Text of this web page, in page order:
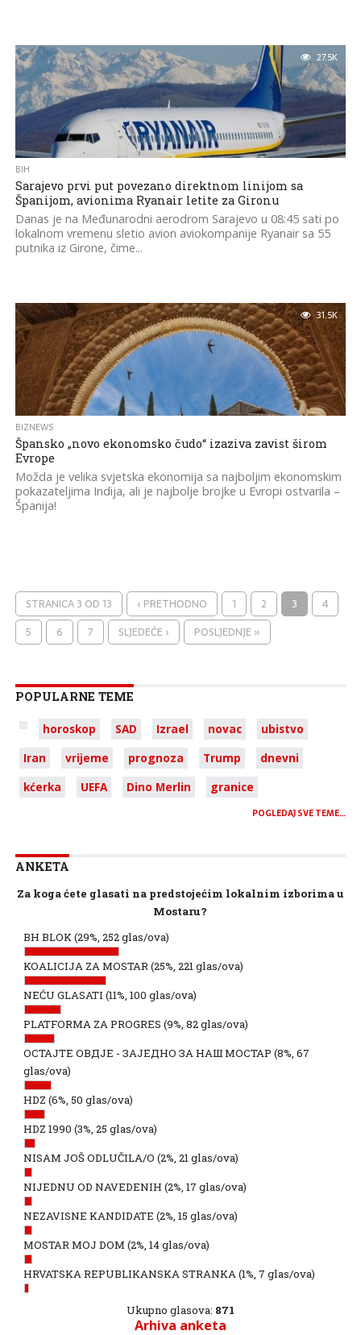
27.5K
BIH
Sarajevo prvi put povezano direktnom linijom sa
Španijom, avionima Ryanair letite za Gironu
Danas je na Međunarodni aerodrom Sarajevo u 08:45 sati po
lokalnom vremenu sletio avion aviokompanije Ryanair sa 55
putnika iz Girone, čime...
31.5K
BIZNEWS
Špansko „novo ekonomsko čudo“ izaziva zavist širom
Evrope
Možda је velika svјetska ekonomija sa najboljim ekonomskim
pokazateljima Indija, ali је najbolje broјke u Evropi ostvarila –
Španija!
STRANICA 3 OD 13 ‹ PRETHODNO 1 2 3
4
5
6 7 SLJEDEĆE › POSLJEDNJE »
POPULARNE TEME
horoskop SAD Izrael novac
ubistvo
Iran
vrijeme prognoza Trump
dnevni
kćerka
UEFA Dino Merlin granice
POGLEDAJ SVE TEME…
ANKETA
Za koga ćete glasati na predstojećim lokalnim izborima u
Mostaru?
BH BLOK(29%, 252 glas/ova)
KOALICIJA ZA MOSTAR(25%, 221 glas/ova)
NEĆU GLASATI (11%, 100 glas/ova)
PLATFORMA ZA PROGRES (9%, 82 glas/ova)
ОСТАЈТЕ ОВДЈЕ - ЗАЈЕДНО ЗА НАШ МОСТАР (8%, 67
glas/ova)
HDZ (6%, 50 glas/ova)
HDZ 1990 (3%, 25 glas/ova)
NISAM JOŠ ODLUČILA/O (2%, 21 glas/ova)
NIJEDNU OD NAVEDENIH (2%, 17 glas/ova)
NEZAVISNE KANDIDATE (2%, 15 glas/ova)
MOSTAR MOJ DOM (2%, 14 glas/ova)
HRVATSKA REPUBLIKANSKA STRANKA(1%, 7 glas/ova)
Ukupno glasova: 871
Arhiva anketa